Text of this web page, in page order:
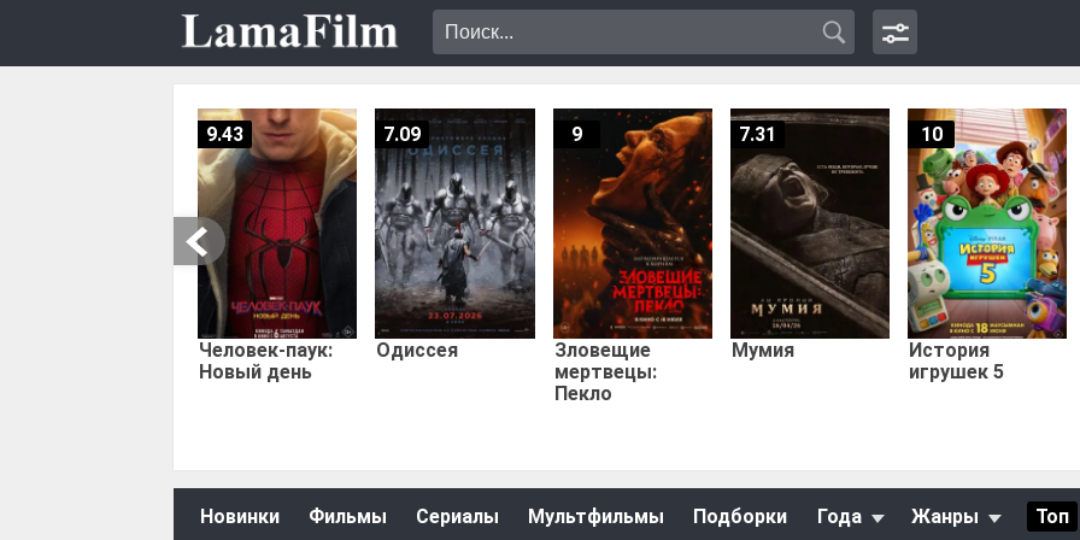
Человек-паук:
Новый день
9.43
Одиссея
7.09
Зловещие
мертвецы:
Пекло
9
Мумия
7.31
История
игрушек 5
10
Новинки Фильмы Сериалы Мультфильмы Подборки Года Жанры Топ